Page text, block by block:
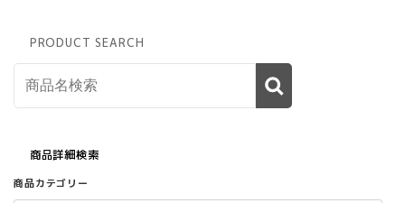
PRODUCT SEARCH
商品詳細検索
商品カテゴリー